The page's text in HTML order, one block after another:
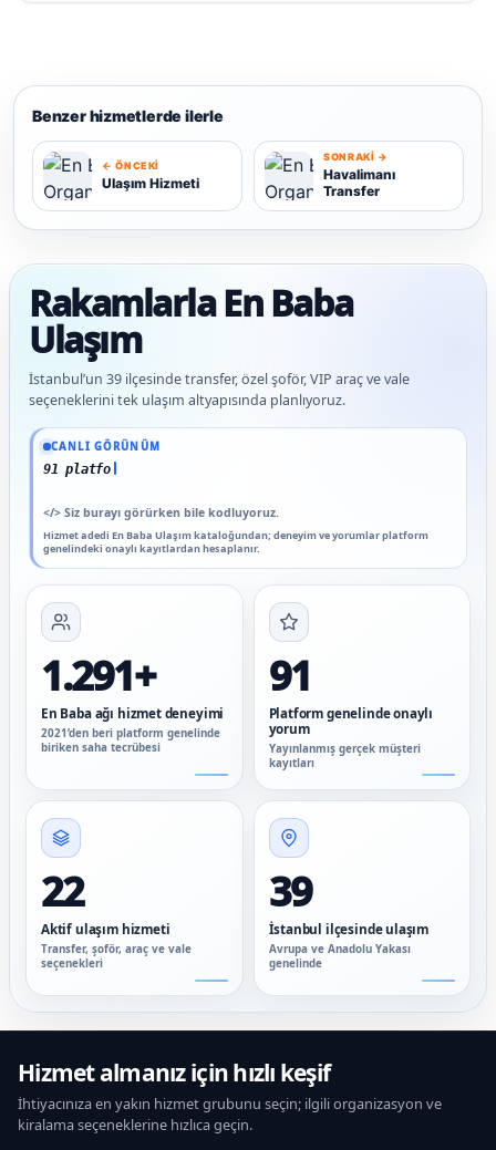
Benzer hizmetlerde ilerle
← ÖNCEKI
Ulaşım Hizmeti
SONRAKI →
Havalimanı
Transfer
Rakamlarla En Baba
Ulaşım
İstanbul’un 39 ilçesinde transfer, özel şoför, VIP araç ve vale
seçeneklerini tek ulaşım altyapısında planlıyoruz.
CANLI GÖRÜNÜM
91 platform genelinde onaylı
</> Siz burayı görürken bile kodluyoruz.
Hizmet adedi En Baba Ulaşım kataloğundan; deneyim ve yorumlar platform
genelindeki onaylı kayıtlardan hesaplanır.
Güncel veriler: 1.291+ En Baba ağı hizmet deneyimi; 91 platform genelinde
1.291+
En Baba ağı hizmet deneyimi
2021’den beri platform genelinde
biriken saha tecrübesi
91
Platform genelinde onaylı
yorum
Yayınlanmış gerçek müşteri
kayıtları
22
Aktif ulaşım hizmeti
Transfer, şoför, araç ve vale
seçenekleri
39
İstanbul ilçesinde ulaşım
Avrupa ve Anadolu Yakası
genelinde
Hizmet almanız için hızlı keşif
İhtiyacınıza en yakın hizmet grubunu seçin; ilgili organizasyon ve
kiralama seçeneklerine hızlıca geçin.